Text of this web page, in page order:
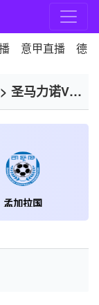
意甲直播 德
圣马力诺VS
孟加拉国